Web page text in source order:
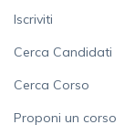
Iscriviti
Cerca Candidati
Cerca Corso
Proponi un corso